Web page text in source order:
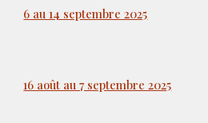
6 au 14 septembre 2025
16 août au 7 septembre 2025